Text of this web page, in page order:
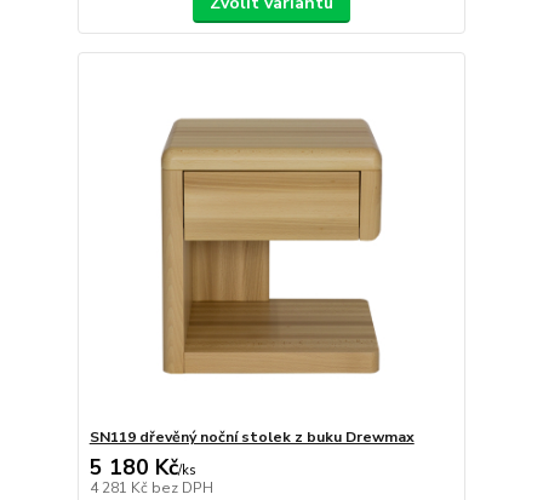
SN119 dřevěný noční stolek z buku Drewmax
5 180 Kč/ks
4 281 Kč bez DPH